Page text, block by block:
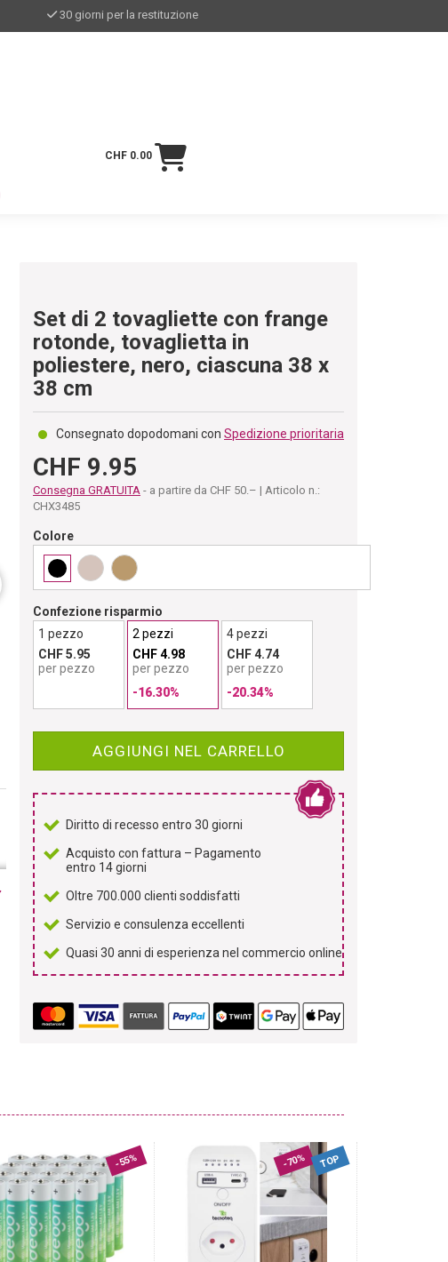
30 giorni per la restituzione
CHF 0.00
Set di 2 tovagliette con frange
rotonde, tovaglietta in
poliestere, nero, ciascuna 38 x
38 cm
Consegnato dopodomani conSpedizione prioritaria
CHF 9.95
Consegna GRATUITA - a partire da CHF 50.– | Articolo n.:
CHX3485
Colore
Confezione risparmio
1 pezzo
CHF 5.95
per pezzo
2 pezzi
CHF 4.98
per pezzo
-16.30%
4 pezzi
CHF 4.74
per pezzo
-20.34%
AGGIUNGI NEL CARRELLO
Diritto di recesso entro 30 giorni
Acquisto con fattura – Pagamento
entro 14 giorni
Oltre 700.000 clienti soddisfatti
Servizio e consulenza eccellenti
Quasi 30 anni di esperienza nel commercio online
-55% -70% TOP